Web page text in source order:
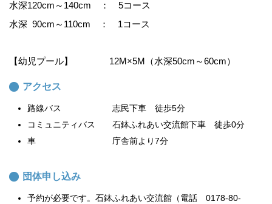
水深120cm～140cm ： 5コース
水深 90cm～110cm ： 1コース
【幼児プール】 12M×5M（水深50cm～60cm）
アクセス
路線バス 志民下車 徒歩5分
コミュニティバス 石鉢ふれあい交流館下車 徒歩0分
車 庁舎前より7分
団体申し込み
予約が必要です。石鉢ふれあい交流館（電話 0178-80-